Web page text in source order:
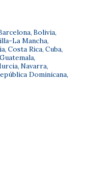
, Bolivia,
La Mancha,
, Costa Rica, Cuba,
Guatemala,
, Navarra,
Dominicana,